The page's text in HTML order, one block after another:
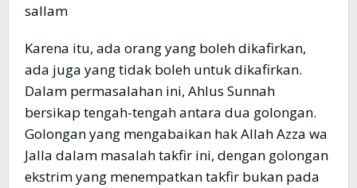
sallam
Karena itu, ada orang yang boleh dikafirkan,
ada juga yang tidak boleh untuk dikafirkan.
Dalam permasalahan ini, Ahlus Sunnah
bersikap tengah-tengah antara dua golongan.
Golongan yang mengabaikan hak Allah Azza wa
Jalla dalam masalah takfir ini, dengan golongan
ekstrim yang menempatkan takfir bukan pada